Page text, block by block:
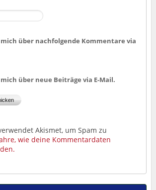
über nachfolgende Kommentare via
über neue Beiträge via E-Mail.
Akismet, um Spam zu
wie deine Kommentardaten